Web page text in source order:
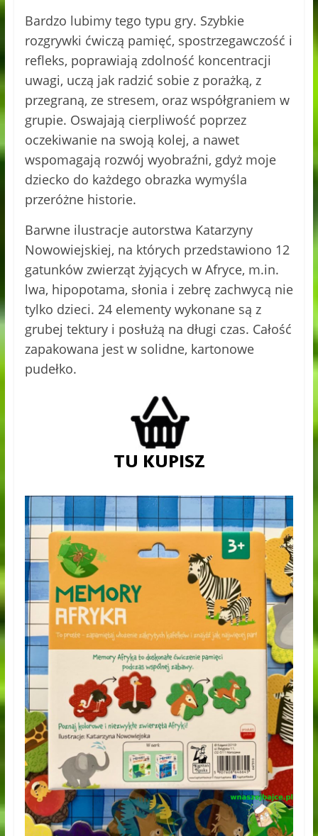
Bardzo lubimy tego typu gry. Szybkie
rozgrywki ćwiczą pamięć, spostrzegawczość i
refleks, poprawiają zdolność koncentracji
uwagi, uczą jak radzić sobie z porażką, z
przegraną, ze stresem, oraz współgraniem w
grupie. Oswajają cierpliwość poprzez
oczekiwanie na swoją kolej, a nawet
wspomagają rozwój wyobraźni, gdyż moje
dziecko do każdego obrazka wymyśla
przeróżne historie.
Barwne ilustracje autorstwa Katarzyny
Nowowiejskiej, na których przedstawiono 12
gatunków zwierząt żyjących w Afryce, m.in.
lwa, hipopotama, słonia i zebrę zachwycą nie
tylko dzieci. 24 elementy wykonane są z
grubej tektury i posłużą na długi czas. Całość
zapakowana jest w solidne, kartonowe
pudełko.